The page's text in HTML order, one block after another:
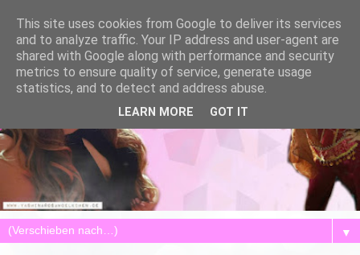
▼
This site uses cookies from Google to deliver its services
and to analyze traffic. Your IP address and user-agent are
shared with Google along with performance and security
metrics to ensure quality of service, generate usage
statistics, and to detect and address abuse.
LEARN MORE GOT IT